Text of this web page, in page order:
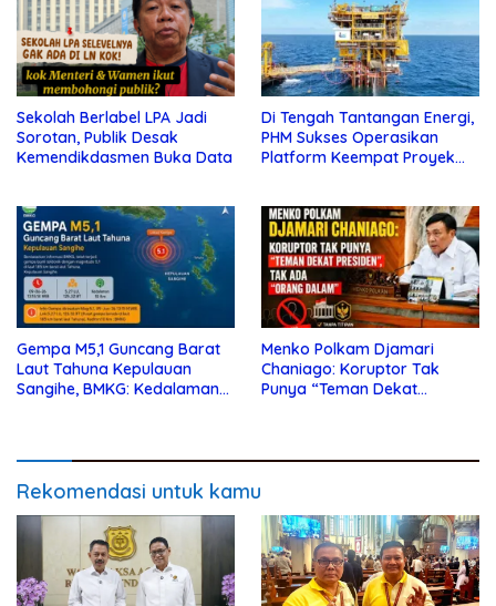
Sekolah Berlabel LPA Jadi
Sorotan, Publik Desak
Kemendikdasmen Buka Data
Di Tengah Tantangan Energi,
PHM Sukses Operasikan
Platform Keempat Proyek
Gempa M5,1 Guncang Barat
Laut Tahuna Kepulauan
Sangihe, BMKG: Kedalaman
Menko Polkam Djamari
Chaniago: Koruptor Tak
Punya “Teman Dekat
Rekomendasi untuk kamu